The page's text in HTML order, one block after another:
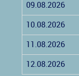
09.08.2026
10.08.2026
11.08.2026
12.08.2026